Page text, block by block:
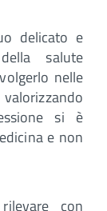
delicato e
salute
nelle
si è
e non
con